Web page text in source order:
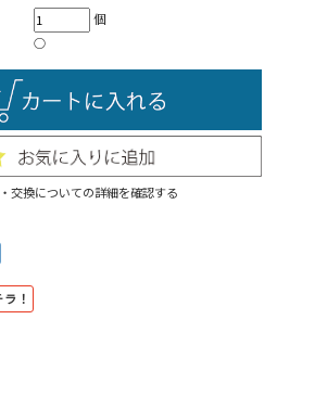
個
○
交換についての詳細を確認する
！